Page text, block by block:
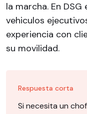
la marcha. En
vehiculos
experiencia con
su movilidad.
Respuesta corta
Si necesita un